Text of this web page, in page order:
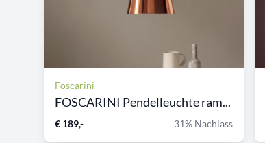
Foscarini
FOSCARINI Pendelleuchte ram...
€ 189,- 31% Nachlass